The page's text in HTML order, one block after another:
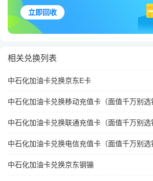
立即回收
相关兑换列表
中石化加油卡兑换京东E卡
中石化加油卡兑换移动充值卡（面值千万别选
中石化加油卡兑换联通充值卡（面值千万别选
中石化加油卡兑换电信充值卡（面值千万别选
中石化加油卡兑换京东钢镚